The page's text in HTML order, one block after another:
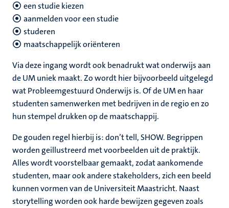
een studie kiezen
aanmelden voor een studie
studeren
maatschappelijk oriënteren
Via deze ingang wordt ook benadrukt wat onderwijs aan
de UM uniek maakt. Zo wordt hier bijvoorbeeld uitgelegd
wat Probleemgestuurd Onderwijs is. Of de UM en haar
studenten samenwerken met bedrijven in de regio en zo
hun stempel drukken op de maatschappij.
De gouden regel hierbij is: don’t tell, SHOW. Begrippen
worden geillustreerd met voorbeelden uit de praktijk.
Alles wordt voorstelbaar gemaakt, zodat aankomende
studenten, maar ook andere stakeholders, zich een beeld
kunnen vormen van de Universiteit Maastricht. Naast
storytelling worden ook harde bewijzen gegeven zoals